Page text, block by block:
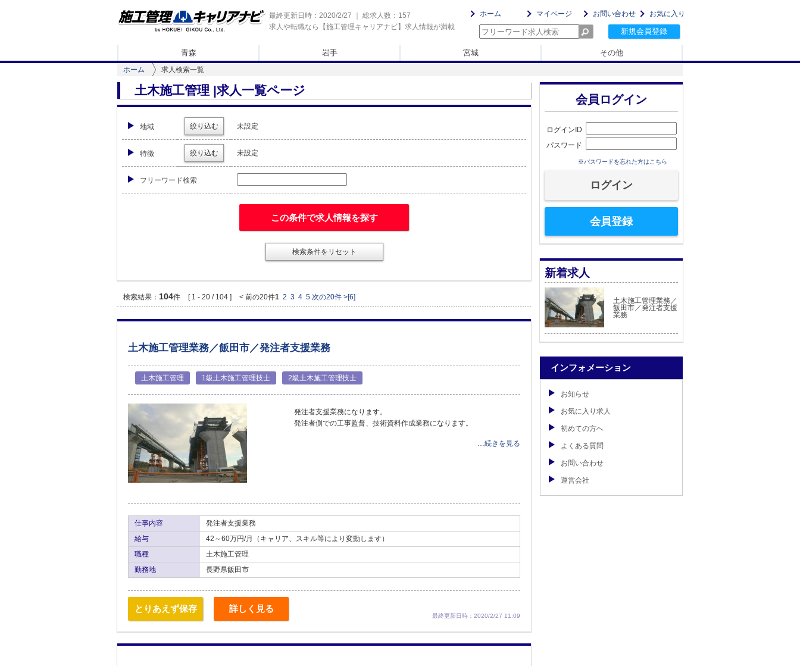
求人や転職なら【施工管理キャリアナビ】求人情報が満載
最終更新日時：2020/2/27 ｜ 総求人数：157 ホーム マイページ お問い合わせ お気に入り
新規会員登録
青森 岩手 宮城 その他
ホーム 求人検索一覧
土木施工管理 |求人一覧ページ
地域 絞り込む 未設定
特徴 絞り込む 未設定
フリーワード検索
この条件で求人情報を探す
検索条件をリセット
検索結果： 104件 [ 1 - 20 / 104 ] < 前の20件1 2 3 4 5 次の20件 >[6]
土木施工管理業務／飯田市／発注者支援業務
土木施工管理 1級土木施工管理技士 2級土木施工管理技士
発注者支援業務になります。
発注者側での工事監督、技術資料作成業務になります。
…続きを見る
仕事内容
発注者支援業務
給与
42～60万円/月（キャリア、スキル等により変動します）
職種
土木施工管理
勤務地
長野県飯田市
とりあえず保存 詳しく見る
最終更新日時：2020/2/27 11:09
会員ログイン
ログインID
パスワード
※パスワードを忘れた方はこちら
会員登録
新着求人
土木施工管理業務／
飯田市／発注者支援
業務
インフォメーション
お知らせ
お気に入り求人
初めての方へ
よくある質問
お問い合わせ
運営会社